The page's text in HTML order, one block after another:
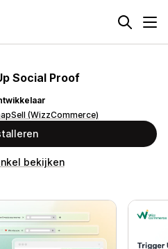
Social Proof
(WizzCommerce)
bekijken